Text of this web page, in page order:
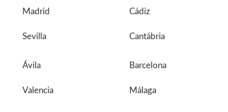
Madrid
Sevilla
Cádiz
Cantábria
Ávila
Valencia
Barcelona
Málaga